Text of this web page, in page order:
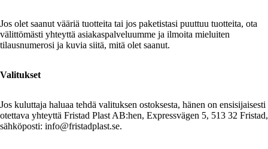
Jos olet saanut vääriä tuotteita tai jos paketistasi puuttuu tuotteita, ota
välittömästi yhteyttä asiakaspalveluumme ja ilmoita mieluiten
tilausnumerosi ja kuvia siitä, mitä olet saanut.
Valitukset
Jos kuluttaja haluaa tehdä valituksen ostoksesta, hänen on ensisijaisesti
otettava yhteyttä Fristad Plast AB:hen, Expressvägen 5, 513 32 Fristad,
sähköposti: info@fristadplast.se.